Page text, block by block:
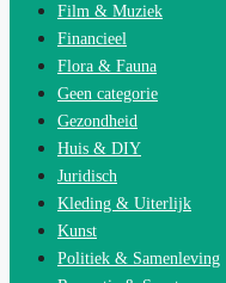
Film & Muziek
Financieel
Flora & Fauna
Geen categorie
Gezondheid
Huis & DIY
Juridisch
Kleding & Uiterlijk
Kunst
Politiek & Samenleving